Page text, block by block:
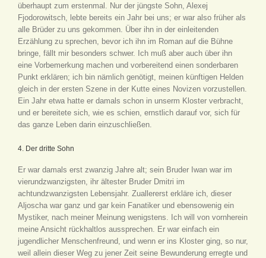
überhaupt zum erstenmal. Nur der jüngste Sohn, Alexej
Fjodorowitsch, lebte bereits ein Jahr bei uns; er war also früher als
alle Brüder zu uns gekommen. Über ihn in der einleitenden
Erzählung zu sprechen, bevor ich ihn im Roman auf die Bühne
bringe, fällt mir besonders schwer. Ich muß aber auch über ihn
eine Vorbemerkung machen und vorbereitend einen sonderbaren
Punkt erklären; ich bin nämlich genötigt, meinen künftigen Helden
gleich in der ersten Szene in der Kutte eines Novizen vorzustellen.
Ein Jahr etwa hatte er damals schon in unserm Kloster verbracht,
und er bereitete sich, wie es schien, ernstlich darauf vor, sich für
das ganze Leben darin einzuschließen.
4. Der dritte Sohn
Er war damals erst zwanzig Jahre alt; sein Bruder Iwan war im
vierundzwanzigsten, ihr ältester Bruder Dmitri im
achtundzwanzigsten Lebensjahr. Zuallererst erkläre ich, dieser
Aljoscha war ganz und gar kein Fanatiker und ebensowenig ein
Mystiker, nach meiner Meinung wenigstens. Ich will von vornherein
meine Ansicht rückhaltlos aussprechen. Er war einfach ein
jugendlicher Menschenfreund, und wenn er ins Kloster ging, so nur,
weil allein dieser Weg zu jener Zeit seine Bewunderung erregte und